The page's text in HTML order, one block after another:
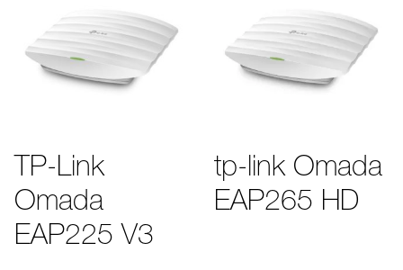
TP-Link
Omada
EAP225 V3
tp-link Omada
EAP265 HD